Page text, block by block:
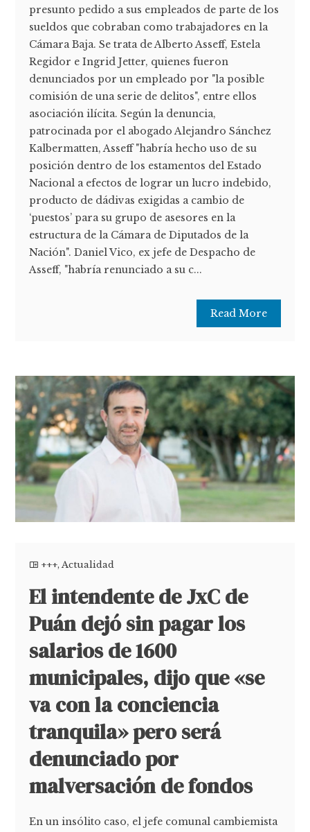
presunto pedido a sus empleados de parte de los
sueldos que cobraban como trabajadores en la
Cámara Baja. Se trata de Alberto Asseff, Estela
Regidor e Ingrid Jetter, quienes fueron
denunciados por un empleado por "la posible
comisión de una serie de delitos", entre ellos
asociación ilícita. Según la denuncia,
patrocinada por el abogado Alejandro Sánchez
Kalbermatten, Asseff "habría hecho uso de su
posición dentro de los estamentos del Estado
Nacional a efectos de lograr un lucro indebido,
producto de dádivas exigidas a cambio de
‘puestos’ para su grupo de asesores en la
estructura de la Cámara de Diputados de la
Nación". Daniel Vico, ex jefe de Despacho de
Asseff, "habría renunciado a su c...
Read More
+++,Actualidad
El intendente de JxC de
Puán dejó sin pagar los
salarios de 1600
municipales, dijo que «se
va con la conciencia
tranquila» pero será
denunciado por
malversación de fondos
En un insólito caso, el jefe comunal cambiemista